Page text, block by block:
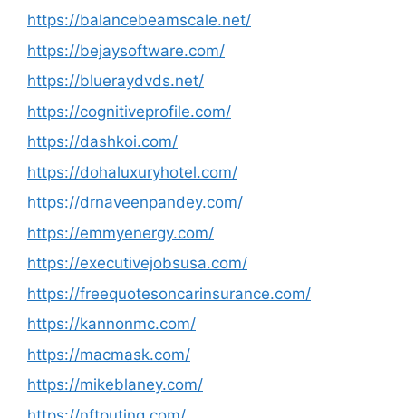
https://balancebeamscale.net/
https://bejaysoftware.com/
https://blueraydvds.net/
https://cognitiveprofile.com/
https://dashkoi.com/
https://dohaluxuryhotel.com/
https://drnaveenpandey.com/
https://emmyenergy.com/
https://executivejobsusa.com/
https://freequotesoncarinsurance.com/
https://kannonmc.com/
https://macmask.com/
https://mikeblaney.com/